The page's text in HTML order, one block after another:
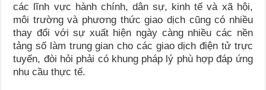
các lĩnh vực hành chính, dân sự, kinh tế và xã hội,
môi trường và phương thức giao dịch cũng có nhiều
thay đổi với sự xuất hiện ngày càng nhiều các nền
tảng số làm trung gian cho các giao dịch điện tử trực
tuyến, đòi hỏi phải có khung pháp lý phù hợp đáp ứng
nhu cầu thực tế.